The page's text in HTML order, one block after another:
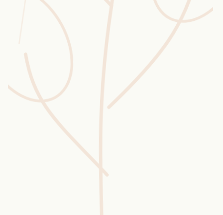
Challenges
Wusstest du?
Sammlungen
Selber machen